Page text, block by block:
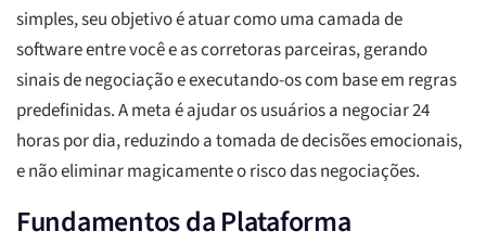
simples, seu objetivo é atuar como uma camada de
software entre você e as corretoras parceiras, gerando
sinais de negociação e executando-os com base em regras
predefinidas. A meta é ajudar os usuários a negociar 24
horas por dia, reduzindo a tomada de decisões emocionais,
e não eliminar magicamente o risco das negociações.
Fundamentos da Plataforma